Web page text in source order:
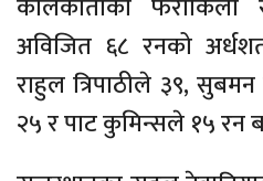
कोलकाताको फराकिलो
अविजित ६८ रनको
राहुल त्रिपाठीले ३९,
२५ र पाट कुमिन्सले १५ रन